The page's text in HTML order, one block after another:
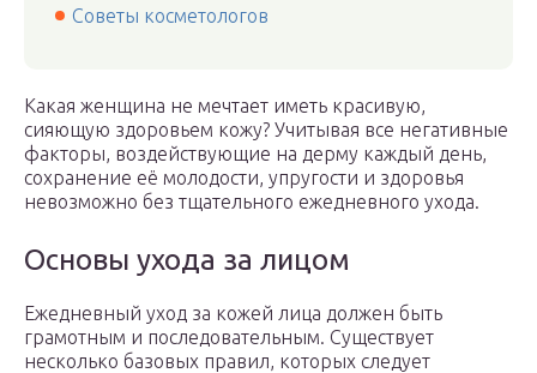
Советы косметологов
Какая женщина не мечтает иметь красивую,
сияющую здоровьем кожу? Учитывая все негативные
факторы, воздействующие на дерму каждый день,
сохранение её молодости, упругости и здоровья
невозможно без тщательного ежедневного ухода.
Основы ухода за лицом
Ежедневный уход за кожей лица должен быть
грамотным и последовательным. Существует
несколько базовых правил, которых следует